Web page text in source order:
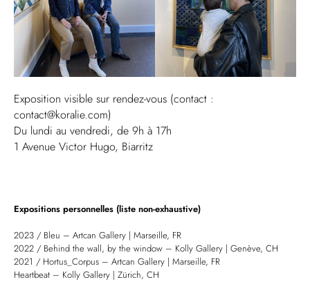
Exposition visible sur rendez-vous (contact :
contact@koralie.com)
Du lundi au vendredi, de 9h à 17h
1 Avenue Victor Hugo, Biarritz
Expositions personnelles (liste non-exhaustive)
2023 / Bleu – Artcan Gallery | Marseille, FR
2022 / Behind the wall, by the window – Kolly Gallery | Genève, CH
2021 / Hortus_Corpus – Artcan Gallery | Marseille, FR
Heartbeat – Kolly Gallery | Zürich, CH